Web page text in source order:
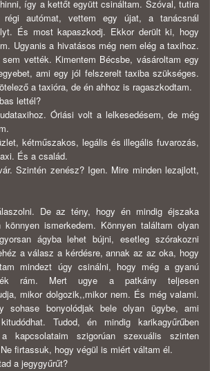
így a kettőt együtt csináltam. Szóval, tutira
régi autómat, vettem egy újat, a tanácsnál
És most kapaszkodj. Ekkor derült ki, hogy
Ugyanis a hivatásos még nem elég a taxihoz.
vették. Kimentem Bécsbe, vásároltam egy
ami egy jól felszerelt taxiba szükséges.
a taxióra, de én ahhoz is ragaszkodtam.
lettél?
Óriási volt a lelkesedésem, de még
kétműszakos, legális és illegális fuvarozás,
És a család.
Szintén zenész? Igen. Mire minden lezajlott,
De az tény, hogy én mindig éjszaka
ismerkedem. Könnyen találtam olyan
ágyba lehet bújni, esetleg szórakozni
a válasz a kérdésre, annak az az oka, hogy
mindezt úgy csinálni, hogy még a gyanú
rám. Mert ugye a patkány teljesen
mikor dolgozik,,mikor nem. És még valami.
sohase bonyolódjak bele olyan ügybe, ami
Tudod, én mindig karikagyűrűben
kapcsolataim szigorúan szexuális szinten
firtassuk, hogy végül is miért váltam él.
a jegygyűrűt?